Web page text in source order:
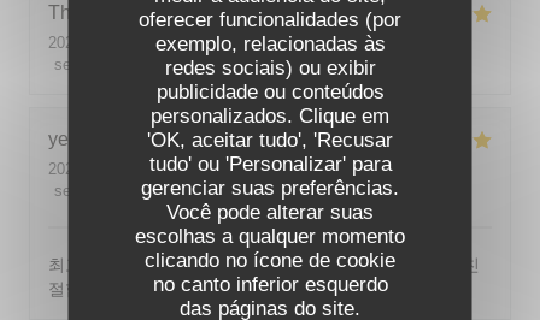
oferecer funcionalidades (por
exemplo, relacionadas às
redes sociais) ou exibir
publicidade ou conteúdos
personalizados. Clique em
'OK, aceitar tudo', 'Recusar
tudo' ou 'Personalizar' para
gerenciar suas preferências.
Você pode alterar suas
escolhas a qualquer momento
clicando no ícone de cookie
no canto inferior esquerdo
das páginas do site.
Theo
2026-08-01
- 19:00 - guests 2
service
ambience : 5/5 menu : 5/5 quality_price
yeonghun J
2026-08-03
- 19:00 - guests 4
service
ambience: 5/5 menu: 5/5 quality_price
최고의 분위기, 최고의 맛, 프랑스어가 서툴지만 서버가 친
절함